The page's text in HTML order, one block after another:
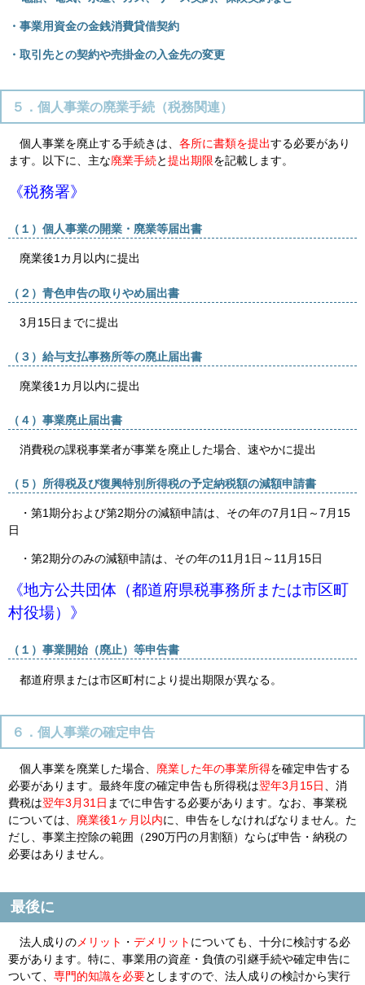
・事業用資金の金銭消費貸借契約
・取引先との契約や売掛金の入金先の変更
５．個人事業の廃業手続（税務関連）
個人事業を廃止する手続きは、 各所に書類を提出する必要があり
ます。以下に、主な廃業手続と提出期限を記載します。
《税務署》
（１）個人事業の開業・廃業等届出書
廃業後1カ月以内に提出
（２）青色申告の取りやめ届出書
3月 15日までに提出
（３）給与支払事務所等の廃止届出書
廃業後1 カ月以内に提出
（４）事業廃止届出書
消費税の課税事業者が事業を廃止した場合、速やかに提出
（５）所得税及び復興特別所得税の予定納税額の減額申請書
・第1期分および第2期分の減額申請は、その年の7月 1日～7月 15
日
・第2期分のみの減額申請は、その年の11月 1日～ 11月 15日
《地方公共団体（都道府県税事務所または市区町
村役場）》
（１）事業開始（廃止）等申告書
都道府県または市区町村により提出期限が異なる。
６．個人事業の確定申告
個人事業を廃業した場合、 廃業した年の事業所得を確定申告する
必要があります。最終年度の確定申告も所得税は翌年3月15日
、消
費税は翌年3月31日 までに申告する必要があります。なお、事業税
については、 廃業後1ヶ月以内に、申告をしなければなりません。た
だし、事業主控除の範囲（290万円の月割額）ならば申告・納税の
必要はありません。
最後に
法人成りの メリット ・ デメリット についても、十分に検討する必
要があります。特に、事業用の資産・負債の引継手続や確定申告に
ついて、 専門的知識を必要としますので、法人成りの検討から実行